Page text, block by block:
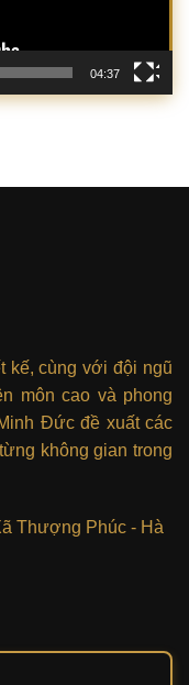
04:37
kế, cùng với đội ngũ
môn cao và phong
Đức đề xuất các
không gian trong
Thượng Phúc - Hà